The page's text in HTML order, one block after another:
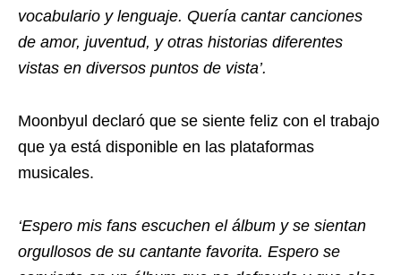
vocabulario y lenguaje. Quería cantar canciones
de amor, juventud, y otras historias diferentes
vistas en diversos puntos de vista’.
Moonbyul declaró que se siente feliz con el trabajo
que ya está disponible en las plataformas
musicales.
‘Espero mis fans escuchen el álbum y se sientan
orgullosos de su cantante favorita. Espero se